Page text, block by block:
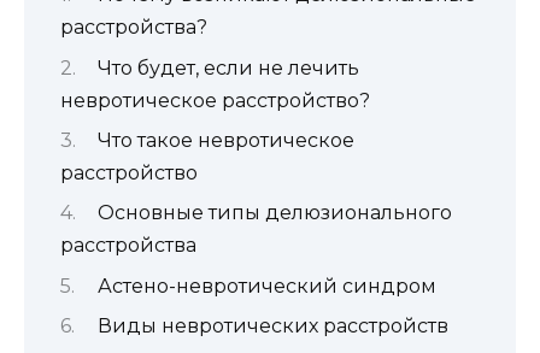
расстройства?
Что будет, если не лечить
невротическое расстройство?
Что такое невротическое
расстройство
Основные типы делюзионального
расстройства
Астено-невротический синдром
Виды невротических расстройств